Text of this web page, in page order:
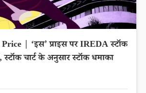
| ‘इस’ प्राइस पर IREDA स्टॉक
चार्ट के अनुसार स्टॉक धमाका